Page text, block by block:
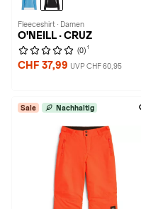
Fleeceshirt · Damen
O'NEILL · CRUZ
(0) 1
CHF 37,99 UVP CHF 60,95
Sale Nachhaltig